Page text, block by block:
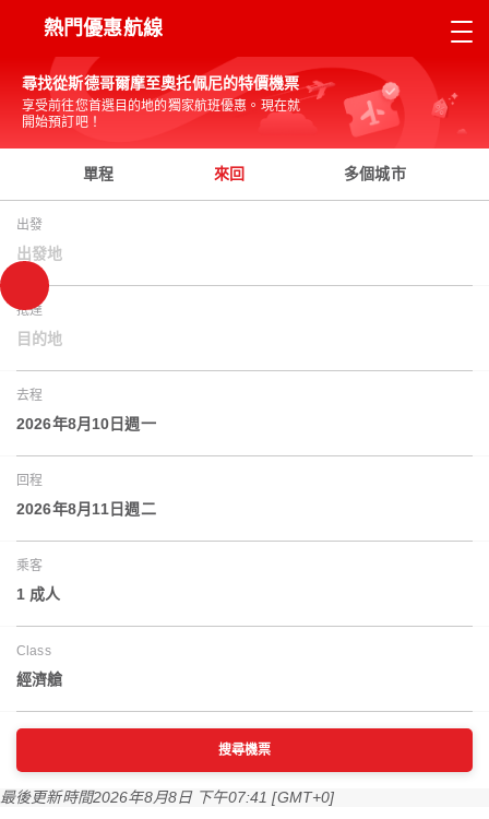
熱門優惠航線
尋找從斯德哥爾摩至奧托佩尼的特價機票
享受前往您首選目的地的獨家航班優惠。現在就
開始預訂吧！
單程 來回 多個城市
出發
出發地
抵達
目的地
去程
2026年8月10日週一
回程
2026年8月11日週二
乘客
1 成人
Class
經濟艙
搜尋機票
最後更新時間2026年8月8日 下午07:41 [GMT+0]